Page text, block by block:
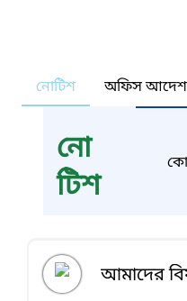
নোটিশ অফিস আদেশ
নো
টিশ
আমাদের